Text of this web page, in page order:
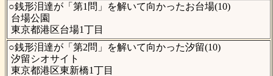
○銭形泪達が「第1問」を解いて向かったお台場(10)
台場公園
東京都港区台場1丁目
○銭形泪達が「第2問」を解いて向かった汐留(10)
汐留シオサイト
東京都港区東新橋1丁目